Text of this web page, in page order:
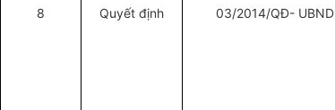
8 Quyết định 03/2014/QĐ- UBND